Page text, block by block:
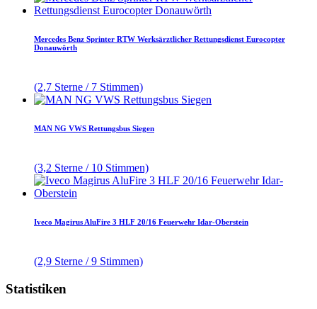
Mercedes Benz Sprinter RTW Werksärztlicher Rettungsdienst Eurocopter
Donauwörth
(2,7 Sterne / 7 Stimmen)
MAN NG VWS Rettungsbus Siegen
(3,2 Sterne / 10 Stimmen)
Iveco Magirus AluFire 3 HLF 20/16 Feuerwehr Idar-Oberstein
(2,9 Sterne / 9 Stimmen)
Statistiken